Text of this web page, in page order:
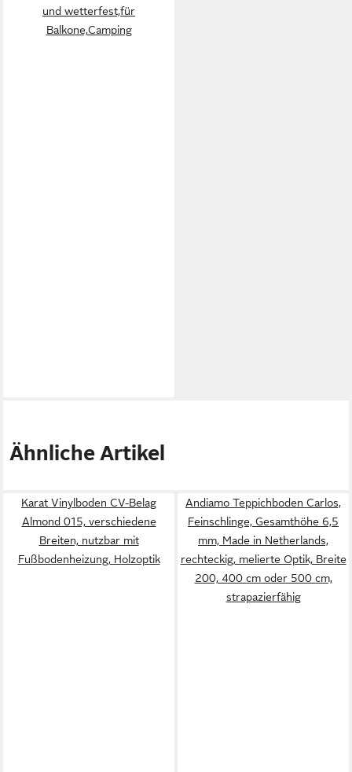
und wetterfest,für
Balkone,Camping
Ähnliche Artikel
Karat Vinylboden CV-Belag
Almond 015, verschiedene
Breiten, nutzbar mit
Fußbodenheizung, Holzoptik
Andiamo Teppichboden Carlos,
Feinschlinge, Gesamthöhe 6,5
mm, Made in Netherlands,
rechteckig, melierte Optik, Breite
200, 400 cm oder 500 cm,
strapazierfähig